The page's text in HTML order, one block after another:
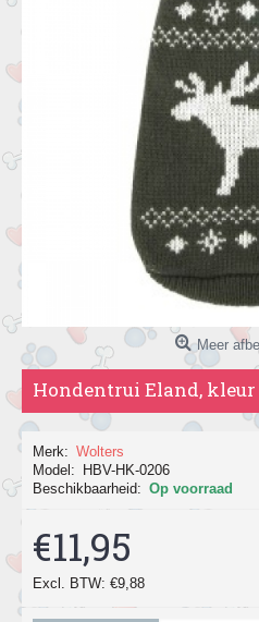
Meer
Hondentrui Eland,
Merk: Wolters
Model:
HBV-HK-0206
Beschikbaarheid: Op voorraad
€11,95
Excl. BTW: €9,88